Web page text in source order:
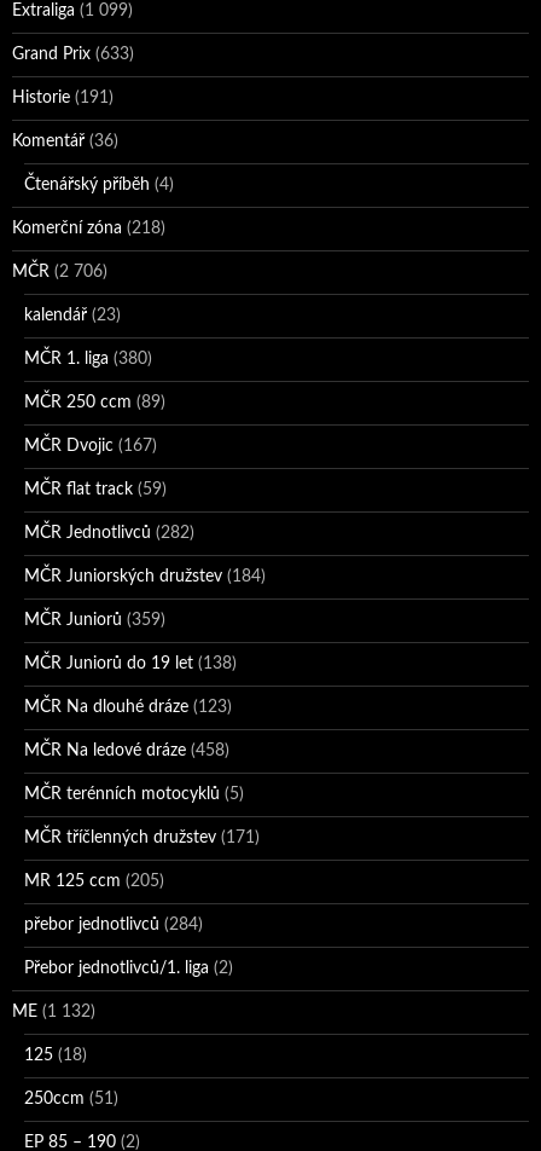
Extraliga (1 099)
Grand Prix (633)
Historie (191)
Komentář (36)
Čtenářský příběh (4)
Komerční zóna (218)
MČR (2 706)
kalendář (23)
MČR 1. liga (380)
MČR 250 ccm (89)
MČR Dvojic (167)
MČR flat track (59)
MČR Jednotlivců (282)
MČR Juniorských družstev (184)
MČR Juniorů (359)
MČR Juniorů do 19 let (138)
MČR Na dlouhé dráze (123)
MČR Na ledové dráze (458)
MČR terénních motocyklů (5)
MČR tříčlenných družstev (171)
MR 125 ccm (205)
přebor jednotlivců (284)
Přebor jednotlivců/1. liga (2)
ME (1 132)
125 (18)
250ccm (51)
EP 85 – 190 (2)